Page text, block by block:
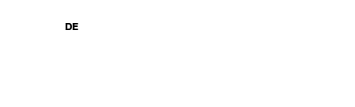
Gebärdensprache
DE